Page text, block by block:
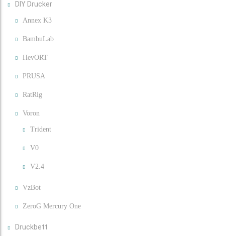
DIY Drucker
Annex K3
BambuLab
HevORT
PRUSA
RatRig
Voron
Trident
V0
V2.4
VzBot
ZeroG Mercury One
Druckbett